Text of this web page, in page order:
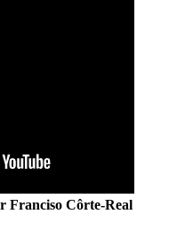
Franciso Côrte-Real